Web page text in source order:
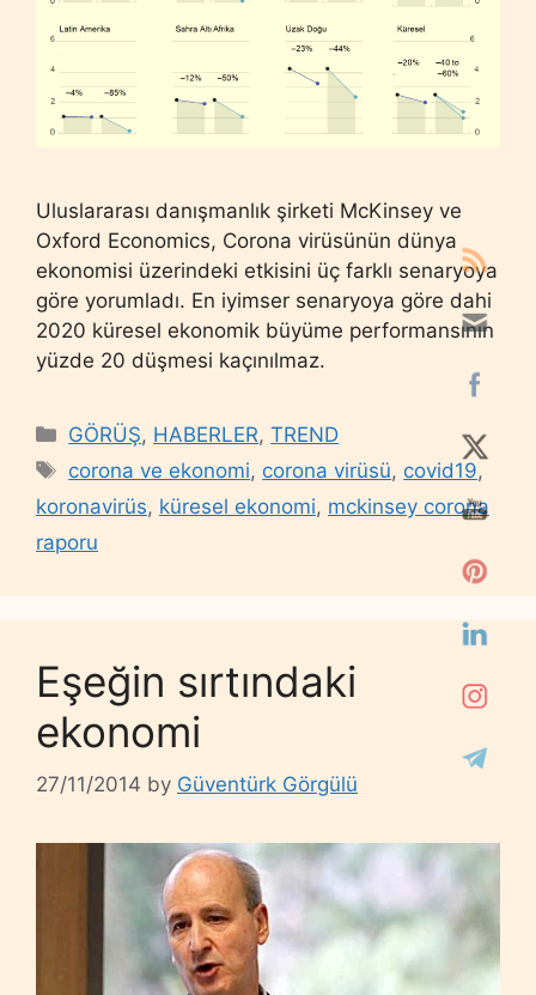
Uluslararası danışmanlık şirketi McKinsey ve
Oxford Economics, Corona virüsünün dünya
ekonomisi üzerindeki etkisini üç farklı senaryoya
göre yorumladı. En iyimser senaryoya göre dahi
2020 küresel ekonomik büyüme performansının
yüzde 20 düşmesi kaçınılmaz.
Categories
GÖRÜŞ, HABERLER,TREND
Tags
corona ve ekonomi, corona virüsü, covid19,
koronavirüs, küresel ekonomi, mckinsey corona
raporu
Eşeğin sırtındaki
ekonomi
27/11/2014 by Güventürk Görgülü